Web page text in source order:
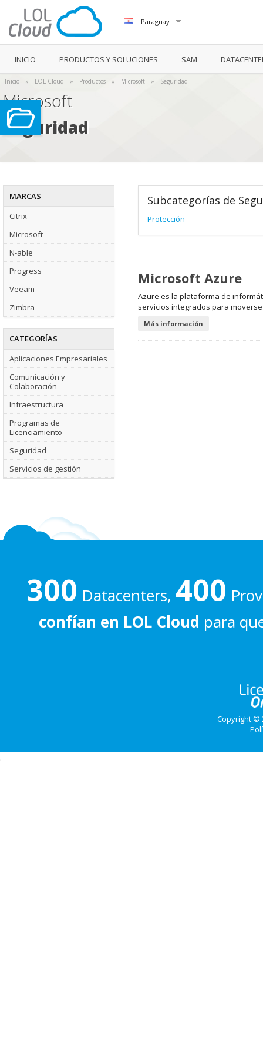
Paraguay
INICIO PRODUCTOS Y SOLUCIONES SAM
Inicio » LOL Cloud » Productos » Microsoft » Seguridad
Microsoft
Seguridad
MARCAS
Citrix
Microsoft
N-able
Progress
Veeam
Zimbra
CATEGORÍAS
Aplicaciones Empresariales
Comunicación y
Colaboración
Infraestructura
Programas de
Licenciamiento
Seguridad
Servicios de gestión
Subcategorías de
Protección
Microsoft Azure
Azure es la plataforma de
servicios integrados para
Más información
300 Datacenters, 400
confían en LOL Cloud para
Copyright ©
.